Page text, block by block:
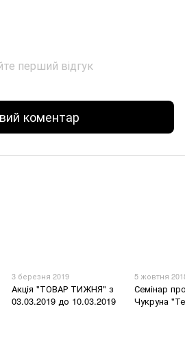
перший відгук
коментар
3 березня 2019
Акція "ТОВАР ТИЖНЯ" з
03.03.2019 до 10.03.2019
5 жовтня
Семінар
Чукруна